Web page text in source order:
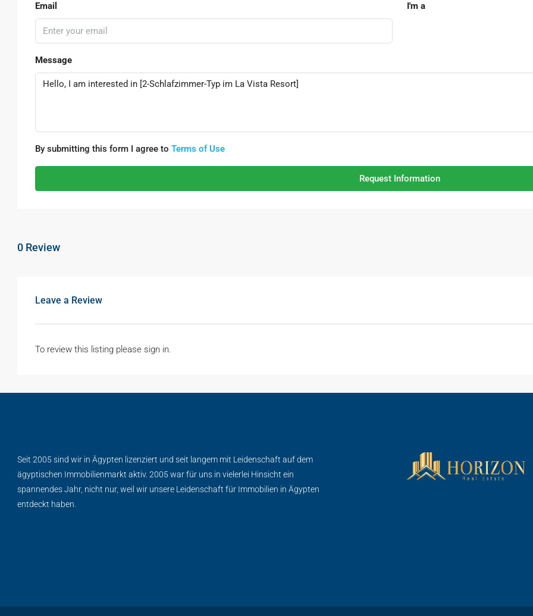
Email I'm a
Message
By submitting this form I agree to Terms of Use
Request Information
0 Review
Leave a Review
To review this listing please sign in.
Seit 2005 sind wir in Ägypten lizenziert und seit langem mit Leidenschaft auf dem
ägyptischen Immobilienmarkt aktiv. 2005 war für uns in vielerlei Hinsicht ein
spannendes Jahr, nicht nur, weil wir unsere Leidenschaft für Immobilien in Ägypten
entdeckt haben.